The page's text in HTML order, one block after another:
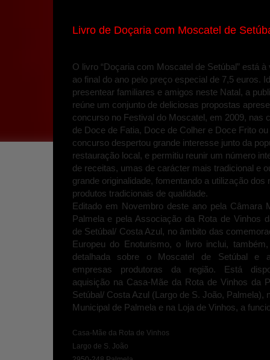
Livro de Doçaria com Moscatel de
O livro “Doçaria com Moscatel de Setúbal” está à
ao final do ano pelo preço especial de 7,5 euros.
presentear familiares e amigos neste Natal, a
reúne um conjunto de deliciosas propostas
concurso no Festival do Moscatel, em 2009, nas
de Doce de Fatia, Doce de Colher e Doce Frito
concurso despertou grande interesse junto da
restauração local, e permitiu reunir um número
de receitas, umas de carácter mais tradicional e
grande originalidade, fomentando a utilização dos
produtos tradicionais de qualidade.
Editado em Novembro deste ano pela Câmara
Palmela e pela Associação da Rota de Vinhos
de Setúbal/ Costa Azul, no âmbito das
Europeu do Enoturismo, o livro inclui,
detalhada sobre o Moscatel de Setúbal e
empresas produtoras da região. Está
aquisição na Casa-Mãe da Rota de Vinhos da
Setúbal/ Costa Azul (Largo de S. João, Palmela),
Municipal de Palmela e na Loja de Vinhos, a
Casa-Mãe da Rota de Vinhos
Largo de S. João